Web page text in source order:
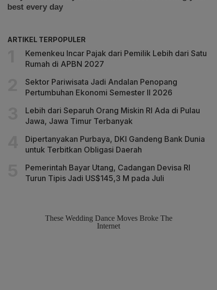
ARTIKEL TERPOPULER
Kemenkeu Incar Pajak dari Pemilik Lebih dari Satu
Rumah di APBN 2027
Sektor Pariwisata Jadi Andalan Penopang
Pertumbuhan Ekonomi Semester II 2026
Lebih dari Separuh Orang Miskin RI Ada di Pulau
Jawa, Jawa Timur Terbanyak
Dipertanyakan Purbaya, DKI Gandeng Bank Dunia
untuk Terbitkan Obligasi Daerah
Pemerintah Bayar Utang, Cadangan Devisa RI
Turun Tipis Jadi US$145,3 M pada Juli